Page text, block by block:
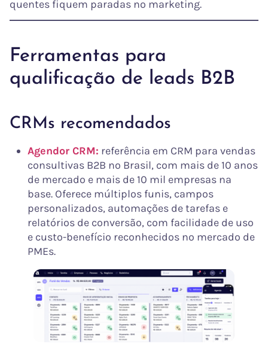
quentes fiquem paradas no marketing.
Ferramentas para
qualificação de leads B2B
CRMs recomendados
Agendor CRM: referência em CRM para vendas
consultivas B2B no Brasil, com mais de 10 anos
de mercado e mais de 10 mil empresas na
base. Oferece múltiplos funis, campos
personalizados, automações de tarefas e
relatórios de conversão, com facilidade de uso
e custo-benefício reconhecidos no mercado de
PMEs.